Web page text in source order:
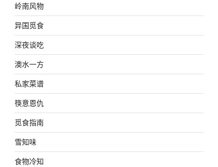
岭南风物
异国觅食
深夜谈吃
澳水一方
私家菜谱
筷意恩仇
觅食指南
雪知味
食物冷知